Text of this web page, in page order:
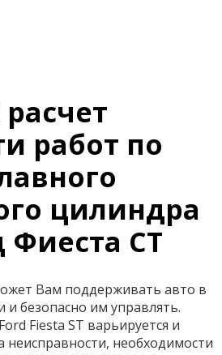
работ по
цилиндра
СТ
Вам поддерживать авто в
и безопасно им управлять.
Fiesta ST варьируется и
неисправности, необходимости